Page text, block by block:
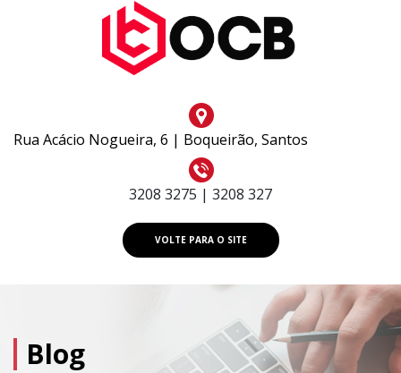
Rua Acácio Nogueira, 6 | Boqueirão, Santos
3208 3275 | 3208 327
VOLTE PARA O SITE
Blog